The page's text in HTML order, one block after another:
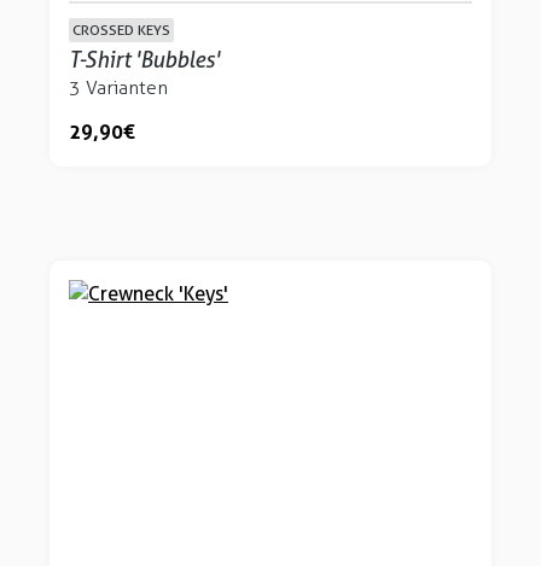
CROSSED KEYS
T-Shirt 'Bubbles'
3 Varianten
29,90 €